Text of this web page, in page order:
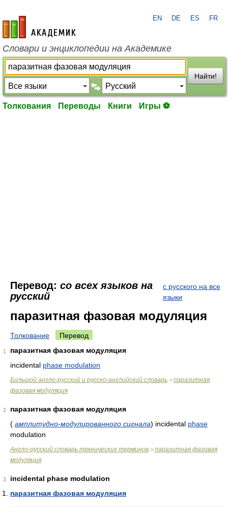
academic.ru
EN DE ES FR
Словари и энциклопедии на Академике
Найти!
Толкования Переводы Книги Игры ⚽
Перевод: со всех языков на
русский
с русского на все
языки
паразитная фазовая модуляция
Толкование Перевод
1
паразитная фазовая модуляция
incidental phase modulation
Большой англо-русский и русско-английский словарь > паразитная
фазовая модуляция
2
паразитная фазовая модуляция
( амплитудно-модулированного сигнала) incidental phase
modulation
Англо-русский словарь технических терминов > паразитная фазовая
модуляция
3
incidental phase modulation
паразитная фазовая модуляция